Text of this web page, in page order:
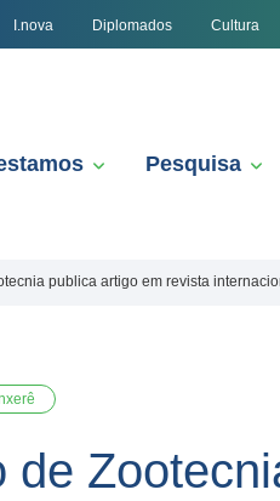
I.nova Diplomados Cultura
Pesquisa
publica artigo em revista
de